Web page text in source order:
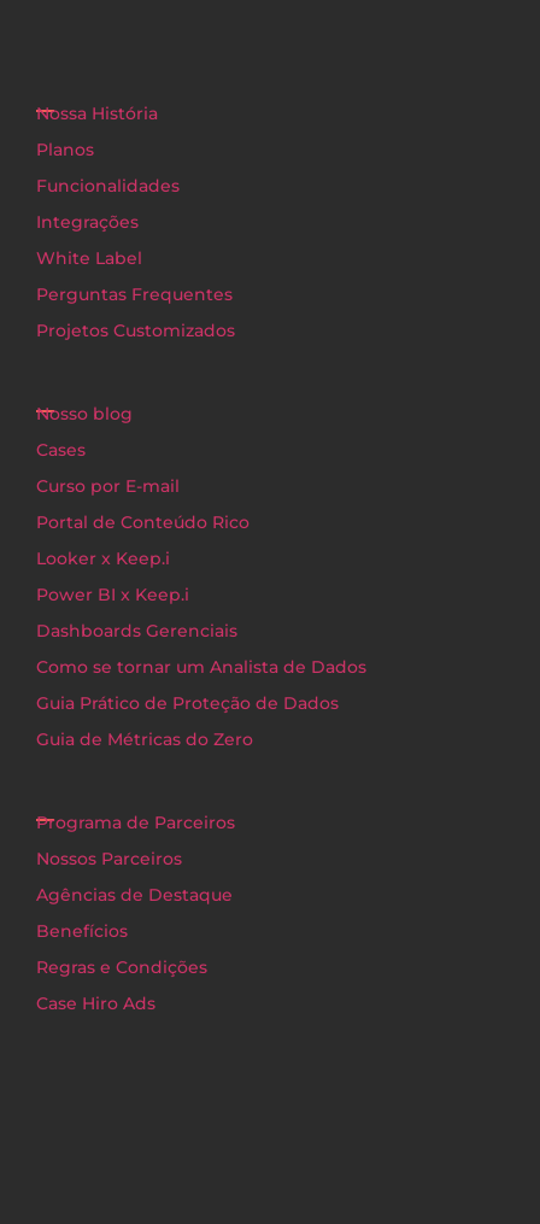
Nossa História
Planos
Funcionalidades
Integrações
White Label
Perguntas Frequentes
Projetos Customizados
Nosso blog
Cases
Curso por E-mail
Portal de Conteúdo Rico
Looker x Keep.i
Power BI x Keep.i
Dashboards Gerenciais
Como se tornar um Analista de Dados
Guia Prático de Proteção de Dados
Guia de Métricas do Zero
Programa de Parceiros
Nossos Parceiros
Agências de Destaque
Benefícios
Regras e Condições
Case Hiro Ads